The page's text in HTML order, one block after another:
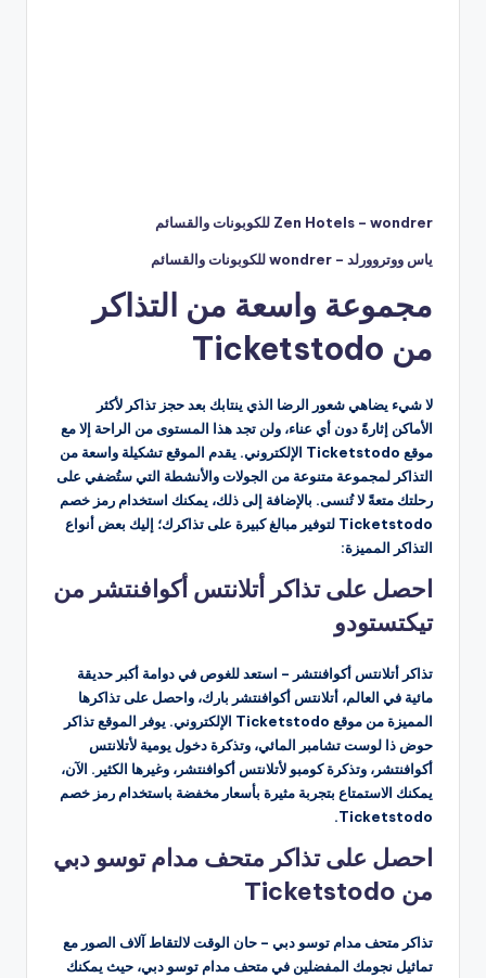
Zen Hotels – wondrer للكوبونات والقسائم
ياس ووتروورلد – wondrer للكوبونات والقسائم
مجموعة واسعة من التذاكر
من Ticketstodo
لا شيء يضاهي شعور الرضا الذي ينتابك بعد حجز تذاكر لأكثر
الأماكن إثارةً دون أي عناء، ولن تجد هذا المستوى من الراحة إلا مع
موقع Ticketstodo الإلكتروني. يقدم الموقع تشكيلة واسعة من
التذاكر لمجموعة متنوعة من الجولات والأنشطة التي ستُضفي على
رحلتك متعةً لا تُنسى. بالإضافة إلى ذلك، يمكنك استخدام رمز خصم
Ticketstodo لتوفير مبالغ كبيرة على تذاكرك؛ إليك بعض أنواع
التذاكر المميزة:
احصل على تذاكر أتلانتس أكوافنتشر من
تيكتستودو
تذاكر أتلانتس أكوافنتشر – استعد للغوص في دوامة أكبر حديقة
مائية في العالم، أتلانتس أكوافنتشر بارك، واحصل على تذاكرها
المميزة من موقع Ticketstodo الإلكتروني. يوفر الموقع تذاكر
حوض ذا لوست تشامبر المائي، وتذكرة دخول يومية لأتلانتس
أكوافنتشر، وتذكرة كومبو لأتلانتس أكوافنتشر، وغيرها الكثير. الآن،
يمكنك الاستمتاع بتجربة مثيرة بأسعار مخفضة باستخدام رمز خصم
Ticketstodo.
احصل على تذاكر متحف مدام توسو دبي
من Ticketstodo
تذاكر متحف مدام توسو دبي – حان الوقت لالتقاط آلاف الصور مع
تماثيل نجومك المفضلين في متحف مدام توسو دبي، حيث يمكنك